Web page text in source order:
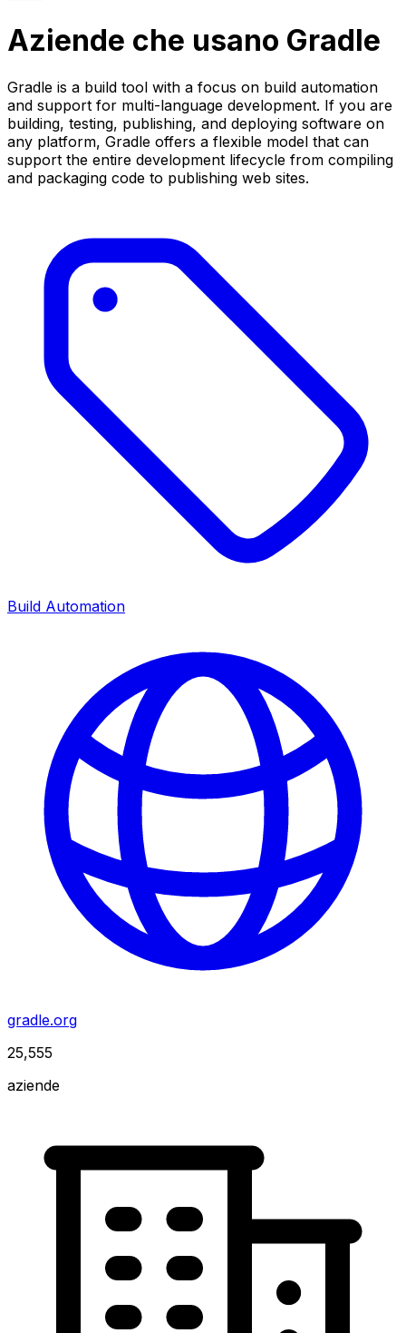
Aziende che usano Gradle
Gradle is a build tool with a focus on build automation
and support for multi-language development. If you are
building, testing, publishing, and deploying software on
any platform, Gradle offers a flexible model that can
support the entire development lifecycle from compiling
and packaging code to publishing web sites.
Build Automation
gradle.org
25,555
aziende